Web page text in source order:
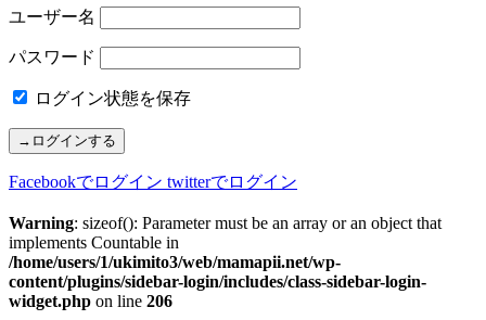
ユーザー名
パスワード
ログイン状態を保存
Facebookでログイン twitterでログイン
Warning: sizeof(): Parameter must be an array or an object that
implements Countable in
/home/users/1/ukimito3/web/mamapii.net/wp-
content/plugins/sidebar-login/includes/class-sidebar-login-
widget.php on line 206